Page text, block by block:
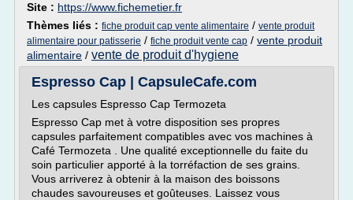
Site : https://www.fichemetier.fr
Thèmes liés : fiche produit cap vente alimentaire / vente produit
alimentaire pour patisserie / fiche produit vente cap / vente produit
alimentaire / vente de produit d'hygiene
Espresso Cap | CapsuleCafe.com
Les capsules Espresso Cap Termozeta
Espresso Cap met à votre disposition ses propres
capsules parfaitement compatibles avec vos machines à
Café Termozeta . Une qualité exceptionnelle du faite du
soin particulier apporté à la torréfaction de ses grains.
Vous arriverez à obtenir à la maison des boissons
chaudes savoureuses et goûteuses. Laissez vous